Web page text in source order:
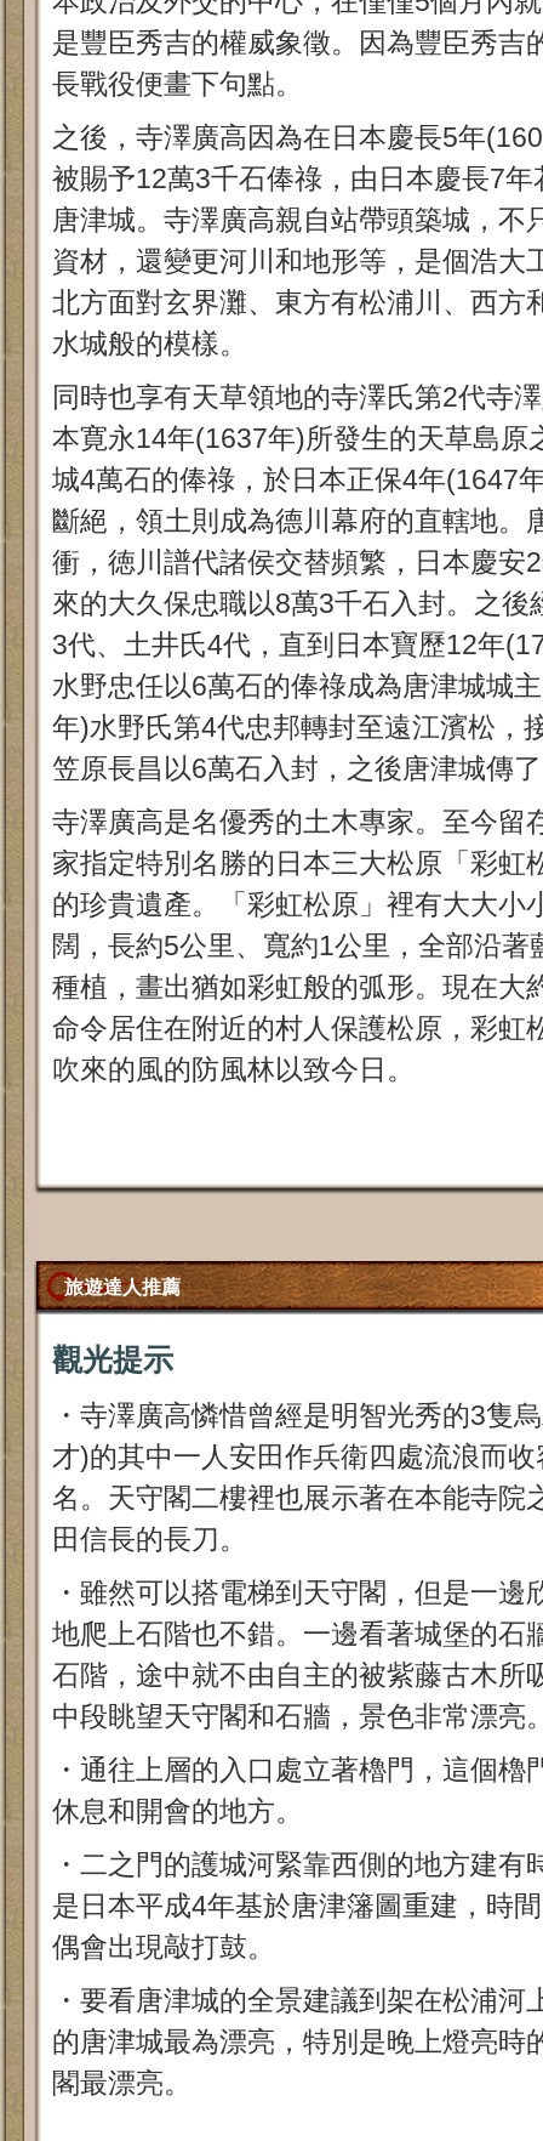
是豐臣秀吉的權威象徵。因為豐臣秀吉
長戰役便畫下句點。
之後，寺澤廣高因為在日本慶長5年
被賜予12萬3千石俸祿，由日本慶長7
唐津城。寺澤廣高親自站帶頭築城，不
資材，還變更河川和地形等，是個浩大
北方面對玄界灘、東方有松浦川、西方
水城般的模樣。
同時也享有天草領地的寺澤氏第2代寺
本寛永14年(1637年)所發生的天草島原
城4萬石的俸祿，於日本正保4年(1647
斷絕，領土則成為德川幕府的直轄地。
衝，徳川譜代諸侯交替頻繁，日本慶安
來的大久保忠職以8萬3千石入封。之後
3代、土井氏4代，直到日本寶歷12年
水野忠任以6萬石的俸祿成為唐津城城
年)水野氏第4代忠邦轉封至遠江濱松，
笠原長昌以6萬石入封，之後唐津城傳
寺澤廣高是名優秀的土木專家。至今留
家指定特別名勝的日本三大松原「彩虹
的珍貴遺產。「彩虹松原」裡有大大小
闊，長約5公里、寬約1公里，全部沿著
種植，畫出猶如彩虹般的弧形。現在大
命令居住在附近的村人保護松原，彩虹
吹來的風的防風林以致今日。
旅遊達人推薦
觀光提示
・寺澤廣高憐惜曾經是明智光秀的3隻
才)的其中一人安田作兵衛四處流浪而
名。天守閣二樓裡也展示著在本能寺院
田信長的長刀。
・雖然可以搭電梯到天守閣，但是一
地爬上石階也不錯。一邊看著城堡的石
石階，途中就不由自主的被紫藤古木所
中段眺望天守閣和石牆，景色非常漂亮
・通往上層的入口處立著櫓門，這個
休息和開會的地方。
・二之門的護城河緊靠西側的地方建
是日本平成4年基於唐津籓圖重建，時
偶會出現敲打鼓。
・要看唐津城的全景建議到架在松浦
的唐津城最為漂亮，特別是晚上燈亮時
閣最漂亮。